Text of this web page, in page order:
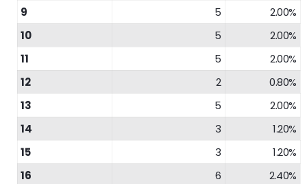
9
5
2.00%
10
5
2.00%
11
5
2.00%
12
2
0.80%
13
5
2.00%
14
3
1.20%
15
3
1.20%
16
6
2.40%